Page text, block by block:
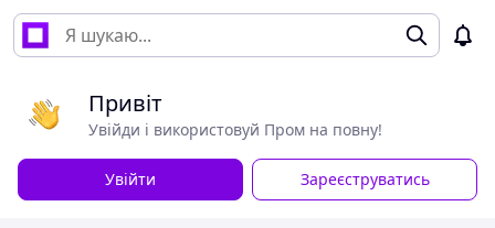
Привіт
Увійди і використовуй Пром на повну!
Увійти Зареєструватись